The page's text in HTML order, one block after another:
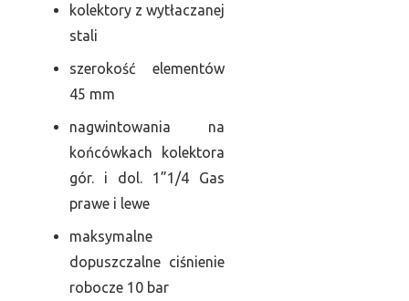
kolektory z wytłaczanej
stali
szerokość elementów
45 mm
nagwintowania na
końcówkach kolektora
gór. i dol. 1”1/4 Gas
prawe i lewe
maksymalne
dopuszczalne ciśnienie
robocze 10 bar